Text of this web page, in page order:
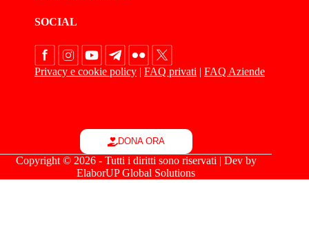
SOCIAL
Privacy e cookie policy | FAQ privati | FAQ Aziende
DONA ORA
Copyright © 2026 - Tutti i diritti sono riservati | Dev by
ElaborUP Global Solutions